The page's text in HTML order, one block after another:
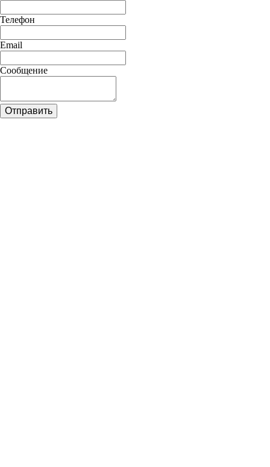
Телефон
Email
Сообщение